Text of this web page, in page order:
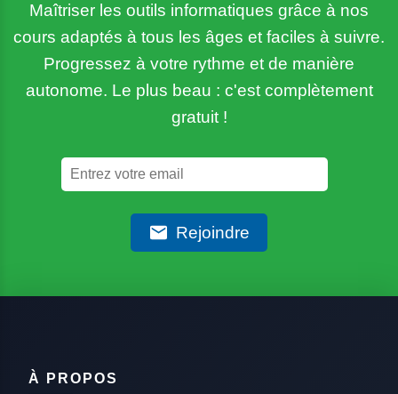
Maîtriser les outils informatiques grâce à nos
cours adaptés à tous les âges et faciles à suivre.
Progressez à votre rythme et de manière
autonome. Le plus beau : c'est complètement
gratuit !
Rejoindre
À PROPOS